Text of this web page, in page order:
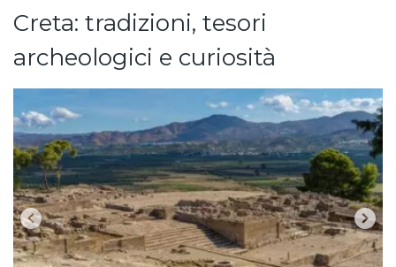
Creta: tradizioni, tesori
archeologici e curiosità